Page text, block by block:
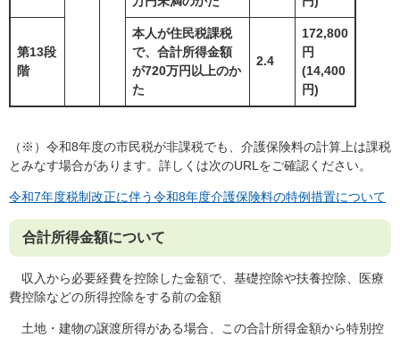
第13段
階
本人が住民税課税
で、合計所得金額
が720万円以上のか
た
2.4
172,800
円
(14,400
円)
（※）令和8年度の市民税が非課税でも、介護保険料の計算上は課税
とみなす場合があります。詳しくは次のURLをご確認ください。
令和7年度税制改正に伴う令和8年度介護保険料の特例措置について
合計所得金額について
収入から必要経費を控除した金額で、基礎控除や扶養控除、医療
費控除などの所得控除をする前の金額
土地・建物の譲渡所得がある場合、この合計所得金額から特別控